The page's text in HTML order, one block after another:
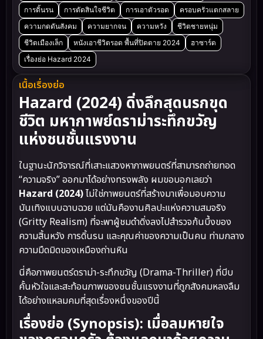
การดิ้นรน การตัดสินใจชีวิต การเอาตัวรอด
ครอบครัวแตกสลาย
ความกดดันสังคม
ความยากจน ความหวัง
ชีวิตชายหนุ่ม
ชีวิตเมืองเล็ก
หนังเอาชีวิตรอด พื้นที่ปิดตาย 2024
ฮาซาร์ด
เรื่องย่อ Hazard 2024
เนื้อเรื่องย่อ
Hazard (2024) ดิ่งลึกสุดนรกขุด
ชีวิต มหากาพย์ดราม่าระทึกขวัญ
แห่งชนชั้นแรงงาน
ในฐานะนักวิจารณ์ที่เสาะแสวงหาภาพยนตร์ที่สามารถถ่ายทอด
“ความจริง” ออกมาได้อย่างทรงพลัง ผมขอบอกเลยว่า
Hazard (2024)ไม่ใช่ภาพยนตร์ที่สร้างมาเพื่อมอบความ
บันเทิงแบบฉาบฉวย แต่มันคืองานศิลปะแห่งความสมจริง
(Gritty Realism) ที่จะพาผู้ชมดำดิ่งลงไปสำรวจก้นบึ้งของ
ความสิ้นหวัง การดิ้นรน และคุณค่าของความเป็นคน ท่ามกลาง
ความมืดมิดของเหมืองถ่านหิน
นี่คือภาพยนตร์ดราม่า-ระทึกขวัญ (Drama-Thriller) ที่บีบ
คั้นหัวใจและสะท้อนภาพของชนชั้นแรงงานที่ถูกสังคมหลงลืม
ได้อย่างแหลมคมที่สุดเรื่องหนึ่งของปีนี้
เรื่องย่อ (Synopsis): เมื่อลมหายใจ